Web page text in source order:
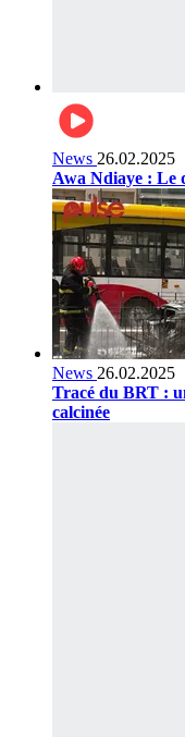
News 26.02.2025
Awa Ndiaye : Le
News 26.02.2025
Tracé du BRT :
calcinée